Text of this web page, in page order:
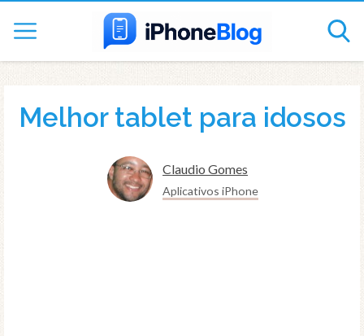
Melhor tablet para idosos
Claudio Gomes
Aplicativos iPhone